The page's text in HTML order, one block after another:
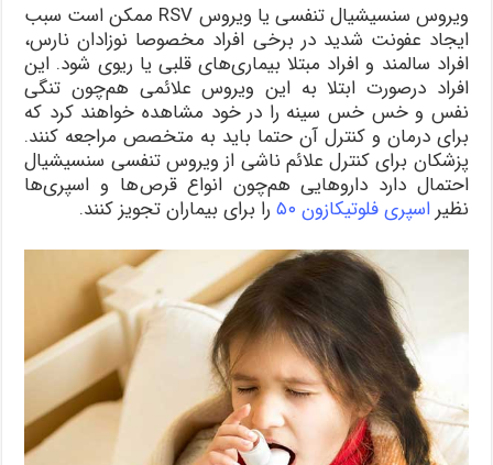
ویروس سنسیشیال تنفسی یا ویروس RSV ممکن است سبب
ایجاد عفونت شدید در برخی افراد مخصوصا نوزادان نارس،
افراد سالمند و افراد مبتلا بیماری‌های قلبی یا ریوی شود. این
افراد در‌صورت ابتلا به این ویروس علائمی هم‌چون تنگی
نفس و خس خس سینه را در خود مشاهده خواهند کرد که
برای درمان و کنترل آن حتما باید به متخصص مراجعه کنند.
پزشکان برای کنترل علائم ناشی از ویروس تنفسی سنسیشیال
احتمال دارد داروهایی هم‌چون انواع قرص‌ها و اسپری‌ها
نظیراسپری فلوتیکازون ۵۰ را برای بیماران تجویز کنند.